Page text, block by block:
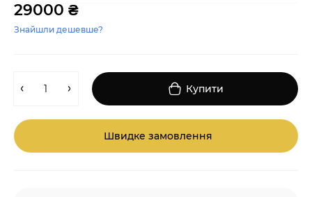
29000 ₴
Знайшли дешевше?
Купити
Швидке замовлення